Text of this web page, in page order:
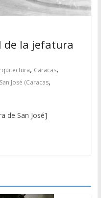
de la jefatura
, Caracas,
San José (Caracas,
de San José]